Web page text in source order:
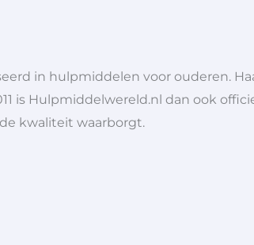
in hulpmiddelen voor ouderen.
is Hulpmiddelwereld.nl dan ook
kwaliteit waarborgt.